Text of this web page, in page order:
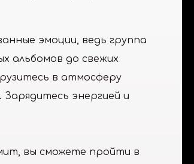
эмоции, ведь группа
альбомов до свежих
в атмосферу
энергией и
вы сможете пройти в